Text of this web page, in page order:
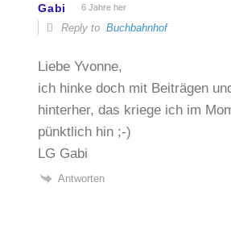
Gabi 6 Jahre her
Reply toBuchbahnhof
Liebe Yvonne,
ich hinke doch mit Beiträgen
hinterher, das kriege ich im
pünktlich hin ;-)
LG Gabi
Antworten